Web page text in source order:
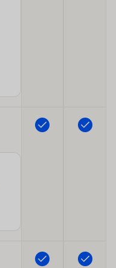
Iekļauts Iekļauts
Iekļauts Iekļauts